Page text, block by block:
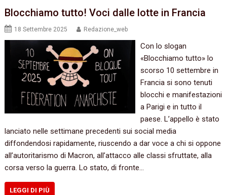
Blocchiamo tutto! Voci dalle lotte in Francia
18 Settembre 2025 Redazione_web
Con lo slogan
«Blocchiamo tutto» lo
scorso 10 settembre in
Francia si sono tenuti
blocchi e manifestazioni
a Parigi e in tutto il
paese. L’appello è stato
lanciato nelle settimane precedenti sui social media
diffondendosi rapidamente, riuscendo a dar voce a chi si oppone
all’autoritarismo di Macron, all’attacco alle classi sfruttate, alla
corsa verso la guerra. Lo stato, di fronte…
LEGGI DI PIÙ